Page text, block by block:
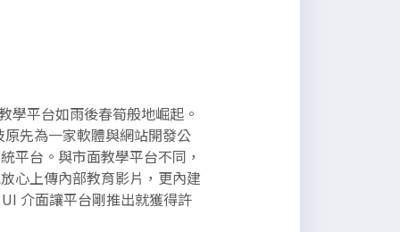
學平台如雨後春筍般地崛起。
先為一家軟體與網站開發公
平台。與市面教學平台不同，
心上傳內部教育影片，更內建
介面讓平台剛推出就獲得許